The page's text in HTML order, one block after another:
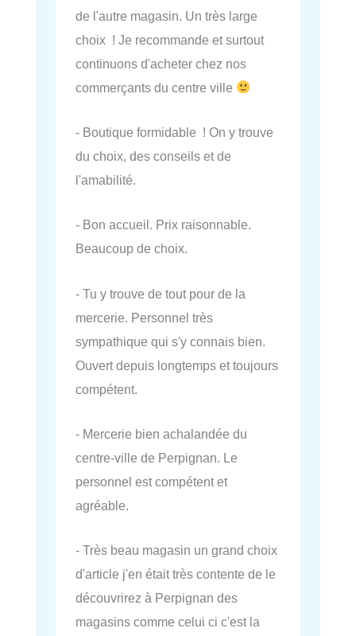
de l'autre magasin. Un très large
choix ! Je recommande et surtout
continuons d'acheter chez nos
commerçants du centre ville
- Boutique formidable ! On y trouve
du choix, des conseils et de
l'amabilité.
- Bon accueil. Prix raisonnable.
Beaucoup de choix.
- Tu y trouve de tout pour de la
mercerie. Personnel très
sympathique qui s'y connais bien.
Ouvert depuis longtemps et toujours
compétent.
- Mercerie bien achalandée du
centre-ville de Perpignan. Le
personnel est compétent et
agréable.
- Très beau magasin un grand choix
d'article j'en était très contente de le
découvrirez à Perpignan des
magasins comme celui ci c'est la